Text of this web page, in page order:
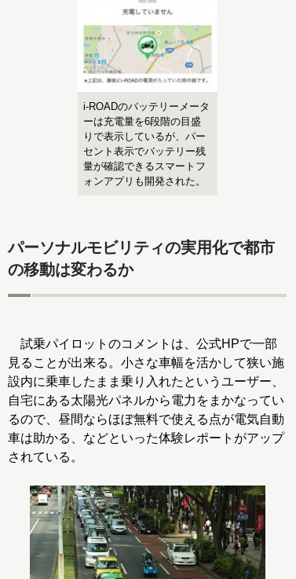
i-ROADのバッテリーメータ
ーは充電量を6段階の目盛
りで表示しているが、パー
セント表示でバッテリー残
量が確認できるスマートフ
ォンアプリも開発された。
パーソナルモビリティの実用化で都市
の移動は変わるか
試乗パイロットのコメントは、公式HPで一部
見ることが出来る。小さな車幅を活かして狭い施
設内に乗車したまま乗り入れたというユーザー、
自宅にある太陽光パネルから電力をまかなってい
るので、昼間ならほぼ無料で使える点が電気自動
車は助かる、などといった体験レポートがアップ
されている。